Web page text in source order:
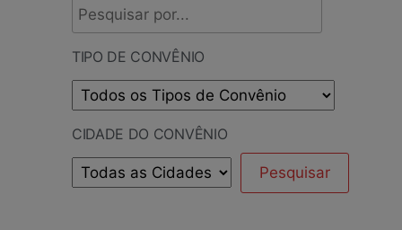
TIPO DE CONVÊNIO
CIDADE DO CONVÊNIO